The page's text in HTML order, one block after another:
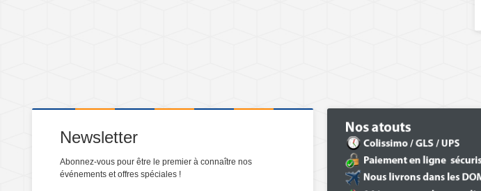
Newsletter
Abonnez-vous pour être le premier à connaître nos
événements et offres spéciales !